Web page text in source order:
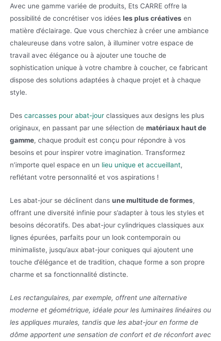
Avec une gamme variée de produits, Ets CARRE offre la
possibilité de concrétiser vos idées les plus créatives en
matière d’éclairage. Que vous cherchiez à créer une ambiance
chaleureuse dans votre salon, à illuminer votre espace de
travail avec élégance ou à ajouter une touche de
sophistication unique à votre chambre à coucher, ce fabricant
dispose des solutions adaptées à chaque projet et à chaque
style.
Des carcasses pour abat-jour classiques aux designs les plus
originaux, en passant par une sélection de matériaux haut de
gamme, chaque produit est conçu pour répondre à vos
besoins et pour inspirer votre imagination. Transformez
n’importe quel espace en un lieu unique et accueillant,
reflétant votre personnalité et vos aspirations !
Les abat-jour se déclinent dans une multitude de formes,
offrant une diversité infinie pour s’adapter à tous les styles et
besoins décoratifs. Des abat-jour cylindriques classiques aux
lignes épurées, parfaits pour un look contemporain ou
minimaliste, jusqu’aux abat-jour coniques qui ajoutent une
touche d’élégance et de tradition, chaque forme a son propre
charme et sa fonctionnalité distincte.
Les rectangulaires, par exemple, offrent une alternative
moderne et géométrique, idéale pour les luminaires linéaires ou
les appliques murales, tandis que les abat-jour en forme de
dôme apportent une sensation de confort et de réconfort avec